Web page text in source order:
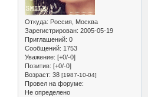
Откуда: Россия, Москва
Зарегистрирован: 2005-05-19
Приглашений: 0
Сообщений: 1753
Уважение: [+0/-0]
Позитив: [+0/-0]
Возраст: 38 [1987-10-04]
Провел на форуме:
Не определено